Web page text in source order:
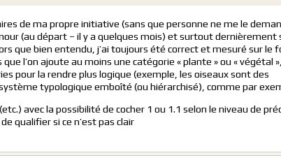
de ma propre initiative (sans que personne ne me le
(au départ – il y a quelques mois) et surtout dernièrement
que bien entendu, j’ai toujours été correct et mesuré sur le
l’on ajoute au moins une catégorie « plante » ou « végétal
pour la rendre plus logique (exemple, les oiseaux sont des
typologique emboîté (ou hiérarchisé), comme par
avec la possibilité de cocher 1 ou 1.1 selon le niveau de
qualifier si ce n’est pas clair